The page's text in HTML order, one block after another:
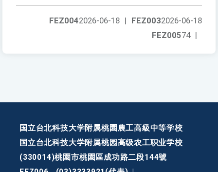
FEZ0032026-06-18
FEZ0042026-06-18 |
FEZ00574 |
国立台北科技大学附属桃園農工高級中等学校
国立台北科技大学附属桃园高级农工职业学校
(330014)桃園市桃園區成功路二段144號